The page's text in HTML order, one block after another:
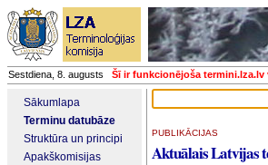
Sestdiena, 8. augusts Šī ir funkcionējoša termini.lza.lv
Sākumlapa
Terminu datubāze
Struktūra un principi
Apakškomisijas
PUBLIKĀCIJAS
Aktuālais Latvijas